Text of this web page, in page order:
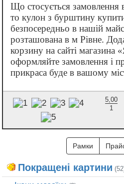
Що стосується замовлення
то кулон з бурштину
безпосередньо в нашій
розташована в м Рівне.
корзину на сайті магазина
оформляйте замовлення і
прикраса буде в вашому
5,00
1
Рамки
Покращені картини